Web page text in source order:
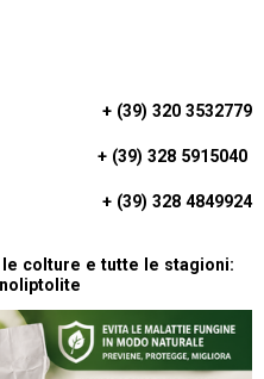
+ (39) 320 3532779
+ (39) 328 5915040
+ (39) 328 4849924
colture e tutte le stagioni: